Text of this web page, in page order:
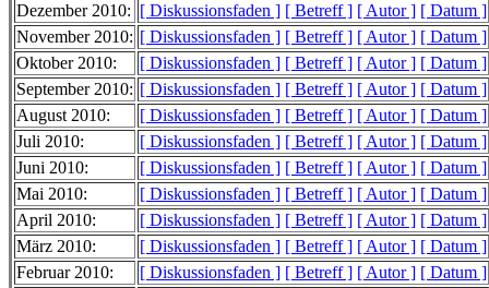
Dezember 2010: [ Diskussionsfaden ] [ Betreff ] [ Autor ] [ Datum ]
November 2010: [ Diskussionsfaden ] [ Betreff ] [ Autor ] [ Datum ]
Oktober 2010:
[ Diskussionsfaden ] [ Betreff ] [ Autor ] [ Datum ]
September 2010: [ Diskussionsfaden ] [ Betreff ] [ Autor ] [ Datum ]
August 2010:
[ Diskussionsfaden ] [ Betreff ] [ Autor ] [ Datum ]
Juli 2010:
[ Diskussionsfaden ] [ Betreff ] [ Autor ] [ Datum ]
Juni 2010:
[ Diskussionsfaden ] [ Betreff ] [ Autor ] [ Datum ]
Mai 2010:
[ Diskussionsfaden ] [ Betreff ] [ Autor ] [ Datum ]
April 2010:
[ Diskussionsfaden ] [ Betreff ] [ Autor ] [ Datum ]
März 2010:
[ Diskussionsfaden ] [ Betreff ] [ Autor ] [ Datum ]
Februar 2010:
[ Diskussionsfaden ] [ Betreff ] [ Autor ] [ Datum ]